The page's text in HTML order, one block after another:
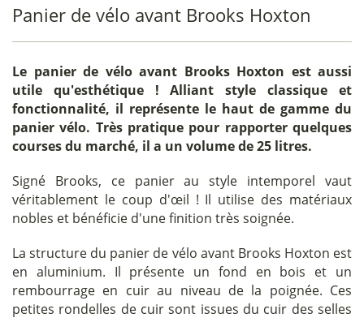
Panier de vélo avant Brooks Hoxton
Le panier de vélo avant Brooks Hoxton est aussi
utile qu'esthétique ! Alliant style classique et
fonctionnalité, il représente le haut de gamme du
panier vélo. Très pratique pour rapporter quelques
courses du marché, il a un volume de 25 litres.
Signé Brooks, ce panier au style intemporel vaut
véritablement le coup d'œil ! Il utilise des matériaux
nobles et bénéficie d'une finition très soignée.
La structure du panier de vélo avant Brooks Hoxton est
en aluminium. Il présente un fond en bois et un
rembourrage en cuir au niveau de la poignée. Ces
petites rondelles de cuir sont issues du cuir des selles